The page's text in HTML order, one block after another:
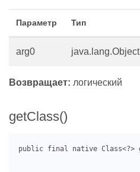
Параметр Тип
arg0 java.lang.Object
Возвращает: логический
getClass()